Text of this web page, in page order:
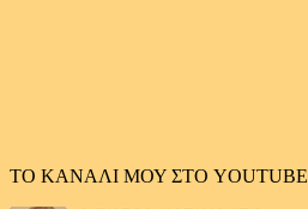
ΤΟ ΚΑΝΑΛΙ ΜΟΥ ΣΤΟ YOUTUBE